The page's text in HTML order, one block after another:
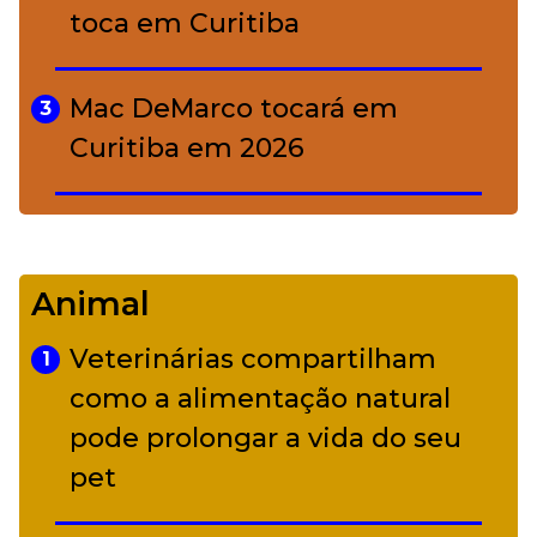
toca em Curitiba
3
Mac DeMarco tocará em
Curitiba em 2026
Camerata tem repertório
diverso a partir de R$ 17
Adriana Calcanhotto retoma
alter ego infantil para show em
Curitiba
Animal
1
Veterinárias compartilham
como a alimentação natural
pode prolongar a vida do seu
pet